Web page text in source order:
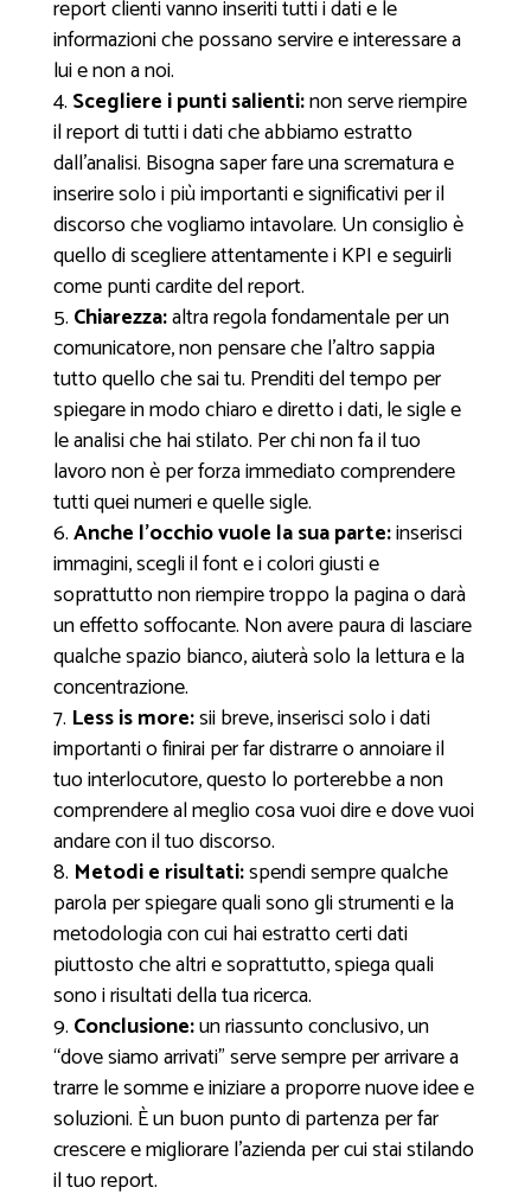
report clienti vanno inseriti tutti i dati e le
informazioni che possano servire e interessare a
lui e non a noi.
Scegliere i punti salienti:non serve riempire
il report di tutti i dati che abbiamo estratto
dall’analisi. Bisogna saper fare una scrematura e
inserire solo i più importanti e significativi per il
discorso che vogliamo intavolare. Un consiglio è
quello di scegliere attentamente i KPI e seguirli
come punti cardite del report.
Chiarezza:altra regola fondamentale per un
comunicatore, non pensare che l’altro sappia
tutto quello che sai tu. Prenditi del tempo per
spiegare in modo chiaro e diretto i dati, le sigle e
le analisi che hai stilato. Per chi non fa il tuo
lavoro non è per forza immediato comprendere
tutti quei numeri e quelle sigle.
Anche l’occhio vuole la sua parte:inserisci
immagini, scegli il font e i colori giusti e
soprattutto non riempire troppo la pagina o darà
un effetto soffocante. Non avere paura di lasciare
qualche spazio bianco, aiuterà solo la lettura e la
concentrazione.
Less is more:sii breve, inserisci solo i dati
importanti o finirai per far distrarre o annoiare il
tuo interlocutore, questo lo porterebbe a non
comprendere al meglio cosa vuoi dire e dove vuoi
andare con il tuo discorso.
Metodi e risultati:spendi sempre qualche
parola per spiegare quali sono gli strumenti e la
metodologia con cui hai estratto certi dati
piuttosto che altri e soprattutto, spiega quali
sono i risultati della tua ricerca.
Conclusione:un riassunto conclusivo, un
“dove siamo arrivati” serve sempre per arrivare a
trarre le somme e iniziare a proporre nuove idee e
soluzioni. È un buon punto di partenza per far
crescere e migliorare l’azienda per cui stai stilando
il tuo report.